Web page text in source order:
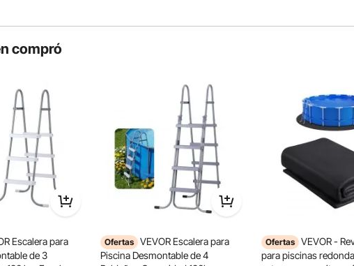
compró
Escalera para
de 3
Ofertas VEVOR Escalera para
Piscina Desmontable de 4
Ofertas VEVOR -
para piscinas